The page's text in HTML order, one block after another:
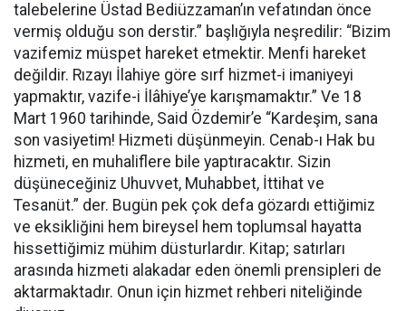
talebelerine Üstad Bediüzzaman’ın vefatından önce
vermiş olduğu son derstir.” başlığıyla neşredilir: “Bizim
vazifemiz müspet hareket etmektir. Menfi hareket
değildir. Rızayı İlahiye göre sırf hizmet-i imaniyeyi
yapmaktır, vazife-i İlâhiye’ye karışmamaktır.” Ve 18
Mart 1960 tarihinde, Said Özdemir’e “Kardeşim, sana
son vasiyetim! Hizmeti düşünmeyin. Cenab-ı Hak bu
hizmeti, en muhaliflere bile yaptıracaktır. Sizin
düşüneceğiniz Uhuvvet, Muhabbet, İttihat ve
Tesanüt.” der. Bugün pek çok defa gözardı ettiğimiz
ve eksikliğini hem bireysel hem toplumsal hayatta
hissettiğimiz mühim düsturlardır. Kitap; satırları
arasında hizmeti alakadar eden önemli prensipleri de
aktarmaktadır. Onun için hizmet rehberi niteliğinde